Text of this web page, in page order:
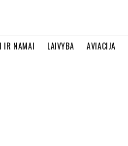
IR NAMAI LAIVYBA AVIACIJA